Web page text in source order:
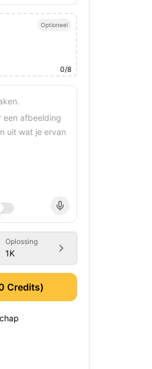
Optioneel
0/8
een afbeelding
uit wat je ervan
Oplossing
1K
Credits)